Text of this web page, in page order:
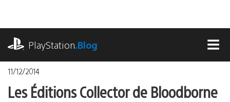
contenu
PlayStation.Blog
11/12/2014
Les Éditions Collector de Bloodborne